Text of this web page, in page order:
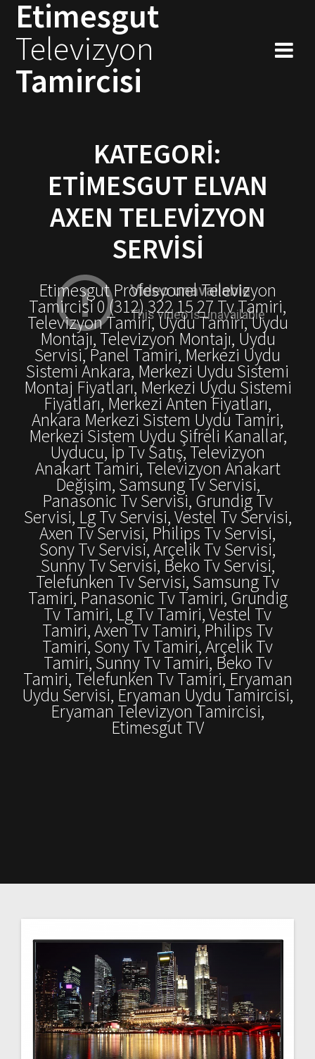
Skip
to
Etimesgut
Televizyon
Tamircisi
KATEGORI:
ETIMESGUT ELVAN
AXEN TELEVIZYON
SERVISI
Etimesgut Profesyonel Televizyon
Tamircisi 0 (312) 322 15 27 Tv Tamiri,
Televizyon Tamiri, Uydu Tamiri, Uydu
Montajı, Televizyon Montajı, Uydu
Servisi, Panel Tamiri, Merkezi Uydu
Sistemi Ankara, Merkezi Uydu Sistemi
Montaj Fiyatları, Merkezi Uydu Sistemi
Fiyatları, Merkezi Anten Fiyatları,
Ankara Merkezi Sistem Uydu Tamiri,
Merkezi Sistem Uydu Şifreli Kanallar,
Uyducu, İp Tv Satış, Televizyon
Anakart Tamiri, Televizyon Anakart
Değişim, Samsung Tv Servisi,
Panasonic Tv Servisi, Grundig Tv
Servisi, Lg Tv Servisi, Vestel Tv Servisi,
Axen Tv Servisi, Philips Tv Servisi,
Sony Tv Servisi, Arçelik Tv Servisi,
Sunny Tv Servisi, Beko Tv Servisi,
Telefunken Tv Servisi, Samsung Tv
Tamiri, Panasonic Tv Tamiri, Grundig
Tv Tamiri, Lg Tv Tamiri, Vestel Tv
Tamiri, Axen Tv Tamiri, Philips Tv
Tamiri, Sony Tv Tamiri, Arçelik Tv
Tamiri, Sunny Tv Tamiri, Beko Tv
Tamiri, Telefunken Tv Tamiri, Eryaman
Uydu Servisi, Eryaman Uydu Tamircisi,
Eryaman Televizyon Tamircisi,
Etimesgut TV